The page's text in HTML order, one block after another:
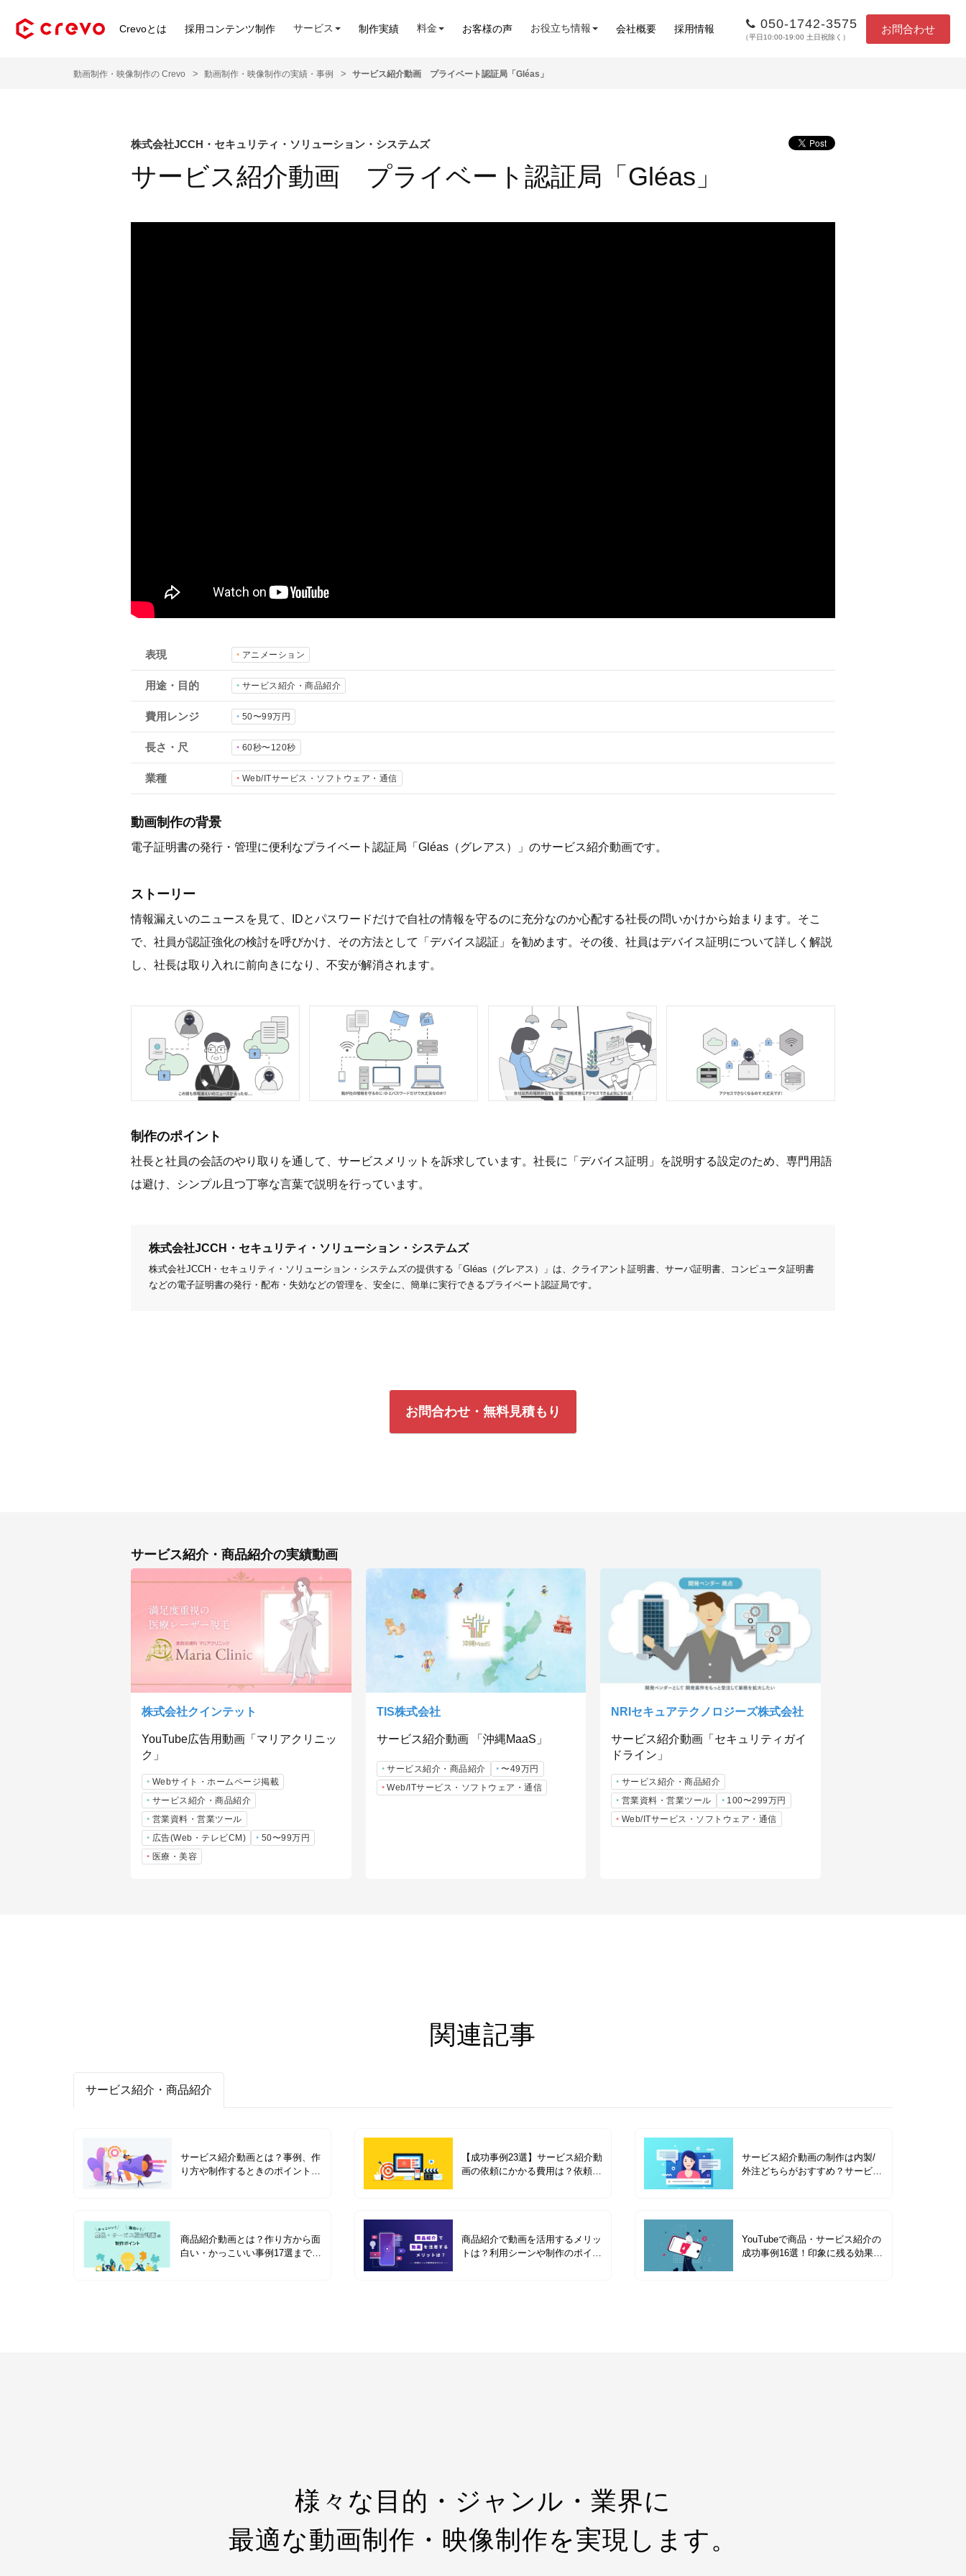
Crevoとは 採用コンテンツ制作 サービス 制作実績 料金 お客様の声 お役立ち情報 会社概要 採用情報 050-1742-3575
（平日10:00-19:00 土日祝除く）
お問合わせ
動画制作・映像制作の Crevo 動画制作・映像制作の実績・事例 サービス紹介動画 プライベート認証局「Gléas」
サービス紹介動画 プライベート認証局「Gléas」
株式会社JCCH・セキュリティ・ソリューション・システムズ
表現 アニメーション
用途・目的 サービス紹介・商品紹介
費用レンジ 50〜99万円
長さ・尺 60秒〜120秒
業種 Web/ITサービス・ソフトウェア・通信
動画制作の背景
電子証明書の発行・管理に便利なプライベート認証局「Gléas（グレアス）」のサービス紹介動画です。
ストーリー
情報漏えいのニュースを見て、IDとパスワードだけで自社の情報を守るのに充分なのか心配する社長の問いかけから始まります。そこ
で、社員が認証強化の検討を呼びかけ、その方法として「デバイス認証」を勧めます。その後、社員はデバイス証明について詳しく解説
し、社長は取り入れに前向きになり、不安が解消されます。
制作のポイント
社長と社員の会話のやり取りを通して、サービスメリットを訴求しています。社長に「デバイス証明」を説明する設定のため、専門用語
は避け、シンプル且つ丁寧な言葉で説明を行っています。
株式会社JCCH・セキュリティ・ソリューション・システムズ
株式会社JCCH・セキュリティ・ソリューション・システムズの提供する「Gléas（グレアス）」は、クライアント証明書、サーバ証明書、コンピュータ証明書
などの電子証明書の発行・配布・失効などの管理を、安全に、簡単に実行できるプライベート認証局です。
お問合わせ・無料見積もり
サービス紹介・商品紹介の実績動画
株式会社クインテット
YouTube広告用動画「マリアクリニッ
ク」
Webサイト・ホームページ掲載
サービス紹介・商品紹介
営業資料・営業ツール
広告(Web・テレビCM)
50〜99万円
医療・美容
TIS株式会社
サービス紹介動画 「沖縄MaaS」
サービス紹介・商品紹介
〜49万円
Web/ITサービス・ソフトウェア・通信
NRIセキュアテクノロジーズ株式会社
サービス紹介動画「セキュリティガイ
ドライン」
サービス紹介・商品紹介
営業資料・営業ツール
100〜299万円
Web/ITサービス・ソフトウェア・通信
関連記事
サービス紹介・商品紹介
サービス紹介動画とは？事例、作
り方や制作するときのポイントを
【成功事例23選】サービス紹介動
画の依頼にかかる費用は？依頼前
サービス紹介動画の制作は内製/
外注どちらがおすすめ？サービス
商品紹介動画とは？作り方から面
白い・かっこいい事例17選まで紹
商品紹介で動画を活用するメリッ
トは？利用シーンや制作のポイン
YouTubeで商品・サービス紹介の
成功事例16選！印象に残る効果的
様々な目的・ジャンル・業界に
最適な動画制作・映像制作を実現します。